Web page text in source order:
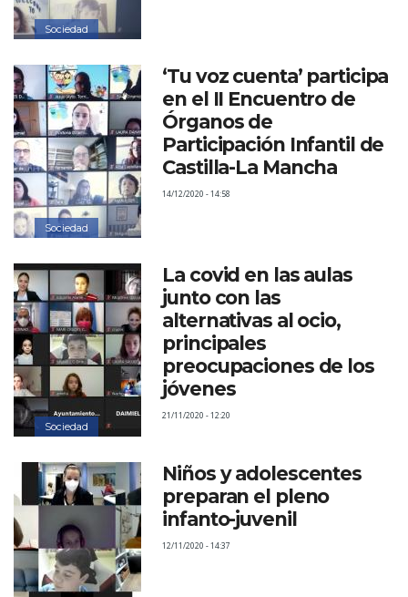
Sociedad
Sociedad
‘Tu voz cuenta’ participa
en el II Encuentro de
Órganos de
Participación Infantil de
Castilla-La Mancha
14/12/2020 - 14:58
Sociedad
La covid en las aulas
junto con las
alternativas al ocio,
principales
preocupaciones de los
jóvenes
21/11/2020 - 12:20
Niños y adolescentes
preparan el pleno
infanto-juvenil
12/11/2020 - 14:37